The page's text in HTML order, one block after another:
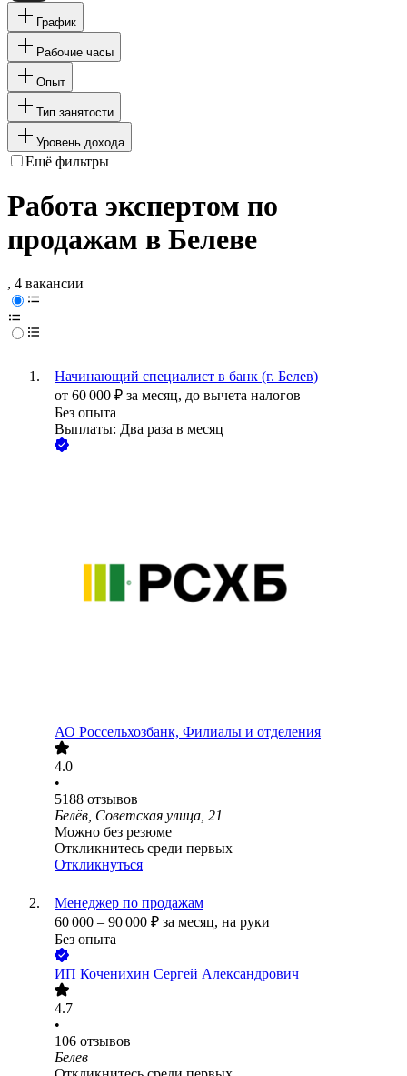
График
Рабочие часы
Опыт
Тип занятости
Уровень дохода
Ещё фильтры
Работа экспертом по
продажам в Белеве
, 4 вакансии
Начинающий специалист в банк (г. Белев)
от 60 000 ₽ за месяц, до вычета налогов
Без опыта
Выплаты: Два раза в месяц
АО Россельхозбанк, Филиалы и отделения
4.0
•
5188 отзывов
Белёв, Советская улица, 21
Можно без резюме
Откликнитесь среди первых
Откликнуться
Менеджер по продажам
60 000 – 90 000 ₽ за месяц, на руки
Без опыта
ИП Коченихин Сергей Александрович
4.7
•
106 отзывов
Белев